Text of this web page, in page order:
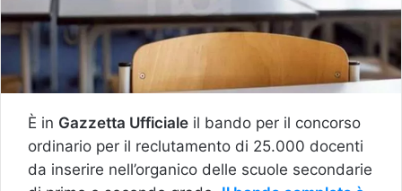
È in Gazzetta Ufficiale il bando per il concorso
ordinario per il reclutamento di 25.000 docenti
da inserire nell’organico delle scuole secondarie